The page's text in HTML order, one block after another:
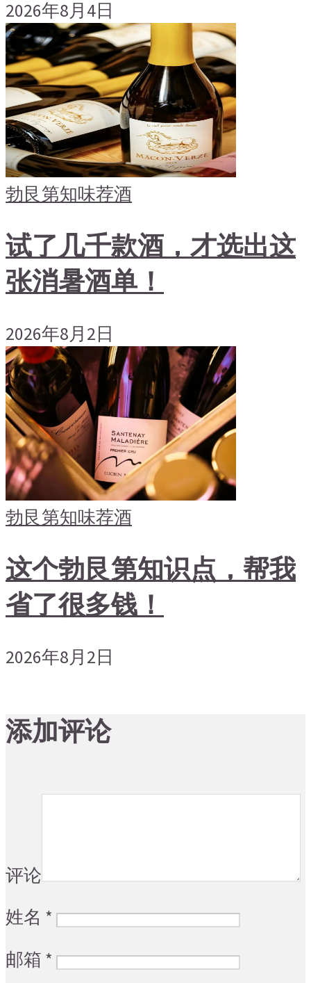
2026年8月4日
勃艮第知味荐酒
试了几千款酒，才选出这
张消暑酒单！
2026年8月2日
勃艮第知味荐酒
这个勃艮第知识点，帮我
省了很多钱！
2026年8月2日
添加评论
评论
姓名 *
邮箱 *